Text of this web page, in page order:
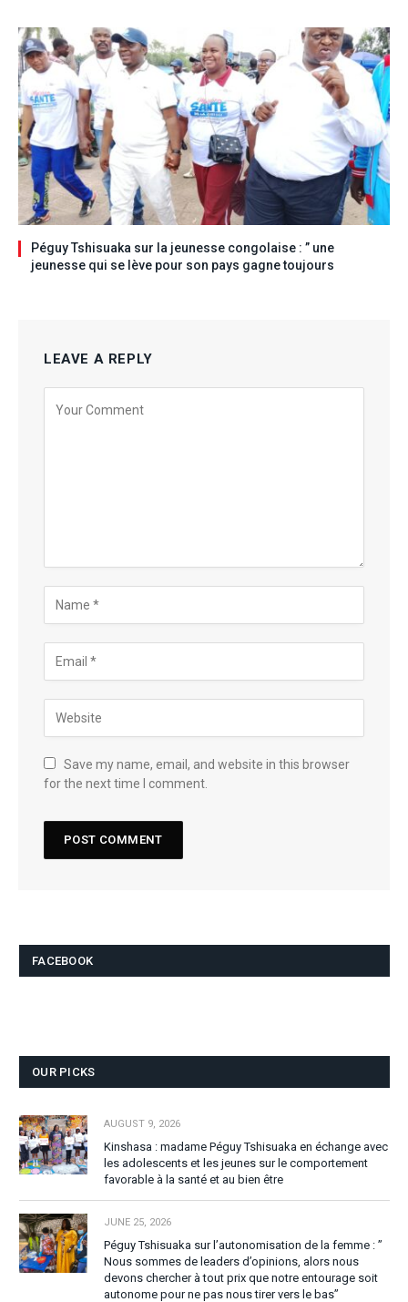
Péguy Tshisuaka sur la jeunesse congolaise : ” une
jeunesse qui se lève pour son pays gagne toujours
LEAVE A REPLY
Save my name, email, and website in this browser
for the next time I comment.
FACEBOOK
OUR PICKS
AUGUST 9, 2026
Kinshasa : madame Péguy Tshisuaka en échange avec
les adolescents et les jeunes sur le comportement
favorable à la santé et au bien être
JUNE 25, 2026
Péguy Tshisuaka sur l’autonomisation de la femme : ”
Nous sommes de leaders d’opinions, alors nous
devons chercher à tout prix que notre entourage soit
autonome pour ne pas nous tirer vers le bas”